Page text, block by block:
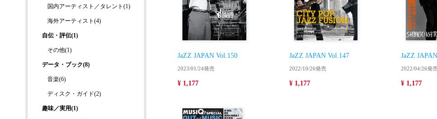
JaZZ JAPAN Vol.150
2023/01/24発売
¥ 1,177
JaZZ JAPAN Vol.147
2022/10/26発売
¥ 1,177
JaZZ
2022/04/26発
¥ 1,177
国内アーティスト／タレント(1)
海外アーティスト(4)
自伝・評伝(1)
その他(1)
データ・ブック(8)
音楽(6)
ディスク・ガイド(2)
趣味／実用(1)